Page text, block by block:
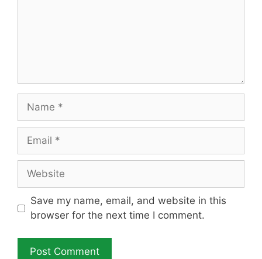
Name
Email
Website
Save my name, email, and website in this
browser for the next time I comment.